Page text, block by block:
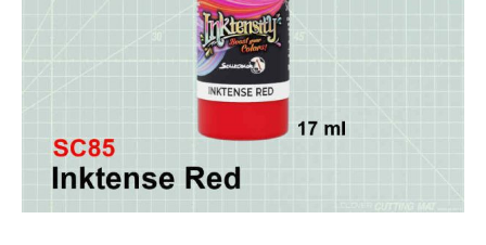
לאפס
את
כל
האפשרויות
cached